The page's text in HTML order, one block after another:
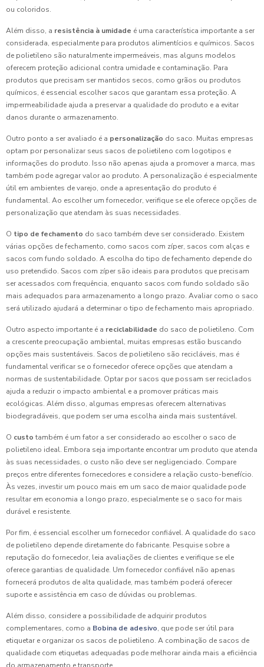
ou coloridos.
Além disso, a resistência à umidade é uma característica importante a ser
considerada, especialmente para produtos alimentícios e químicos. Sacos
de polietileno são naturalmente impermeáveis, mas alguns modelos
oferecem proteção adicional contra umidade e contaminação. Para
produtos que precisam ser mantidos secos, como grãos ou produtos
químicos, é essencial escolher sacos que garantam essa proteção. A
impermeabilidade ajuda a preservar a qualidade do produto e a evitar
danos durante o armazenamento.
Outro ponto a ser avaliado é a personalização do saco. Muitas empresas
optam por personalizar seus sacos de polietileno com logotipos e
informações do produto. Isso não apenas ajuda a promover a marca, mas
também pode agregar valor ao produto. A personalização é especialmente
útil em ambientes de varejo, onde a apresentação do produto é
fundamental. Ao escolher um fornecedor, verifique se ele oferece opções de
personalização que atendam às suas necessidades.
O tipo de fechamento do saco também deve ser considerado. Existem
várias opções de fechamento, como sacos com zíper, sacos com alças e
sacos com fundo soldado. A escolha do tipo de fechamento depende do
uso pretendido. Sacos com zíper são ideais para produtos que precisam
ser acessados com frequência, enquanto sacos com fundo soldado são
mais adequados para armazenamento a longo prazo. Avaliar como o saco
será utilizado ajudará a determinar o tipo de fechamento mais apropriado.
Outro aspecto importante é a reciclabilidade do saco de polietileno. Com
a crescente preocupação ambiental, muitas empresas estão buscando
opções mais sustentáveis. Sacos de polietileno são recicláveis, mas é
fundamental verificar se o fornecedor oferece opções que atendam a
normas de sustentabilidade. Optar por sacos que possam ser reciclados
ajuda a reduzir o impacto ambiental e a promover práticas mais
ecológicas. Além disso, algumas empresas oferecem alternativas
biodegradáveis, que podem ser uma escolha ainda mais sustentável.
O custo também é um fator a ser considerado ao escolher o saco de
polietileno ideal. Embora seja importante encontrar um produto que atenda
às suas necessidades, o custo não deve ser negligenciado. Compare
preços entre diferentes fornecedores e considere a relação custo-benefício.
Às vezes, investir um pouco mais em um saco de maior qualidade pode
resultar em economia a longo prazo, especialmente se o saco for mais
durável e resistente.
Por fim, é essencial escolher um fornecedor confiável. A qualidade do saco
de polietileno depende diretamente do fabricante. Pesquise sobre a
reputação do fornecedor, leia avaliações de clientes e verifique se ele
oferece garantias de qualidade. Um fornecedor confiável não apenas
fornecerá produtos de alta qualidade, mas também poderá oferecer
suporte e assistência em caso de dúvidas ou problemas.
Além disso, considere a possibilidade de adquirir produtos
complementares, como a Bobina de adesivo, que pode ser útil para
etiquetar e organizar os sacos de polietileno. A combinação de sacos de
qualidade com etiquetas adequadas pode melhorar ainda mais a eficiência